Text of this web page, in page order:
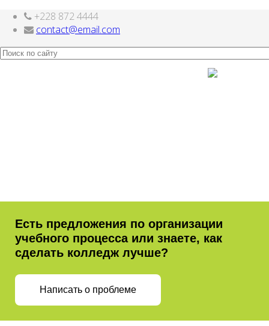
Шаблоны Joomlaздесь
+228 872 4444
contact@email.com
Есть предложения по организации
учебного процесса или знаете, как
сделать колледж лучше?
Написать о проблеме